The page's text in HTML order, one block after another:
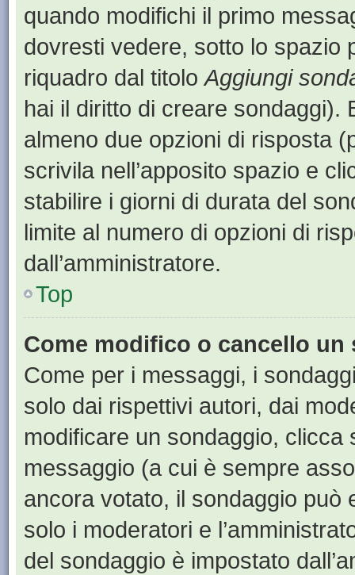
quando modifichi il primo
dovresti vedere, sotto lo spazio
riquadro dal titoloAggiungi
hai il diritto di creare sondaggi).
almeno due opzioni di risposta
scrivila nell’apposito spazio e
stabilire i giorni di durata del
limite al numero di opzioni di
dall’amministratore.
Top
Come modifico o cancello un
Come per i messaggi, i
solo dai rispettivi autori, dai
modificare un sondaggio,
messaggio (a cui è sempre
ancora votato, il sondaggio può
solo i moderatori e
del sondaggio è impostato